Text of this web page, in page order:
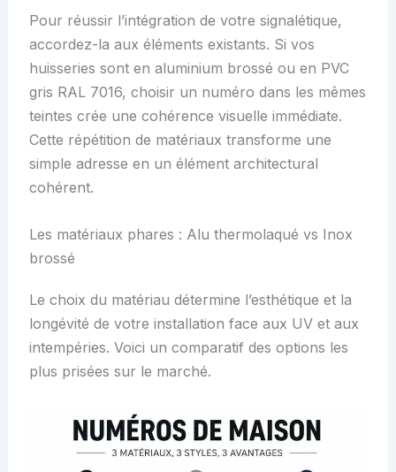
Pour réussir l’intégration de votre signalétique,
accordez-la aux éléments existants. Si vos
huisseries sont en aluminium brossé ou en PVC
gris RAL 7016, choisir un numéro dans les mêmes
teintes crée une cohérence visuelle immédiate.
Cette répétition de matériaux transforme une
simple adresse en un élément architectural
cohérent.
Les matériaux phares : Alu thermolaqué vs Inox
brossé
Le choix du matériau détermine l’esthétique et la
longévité de votre installation face aux UV et aux
intempéries. Voici un comparatif des options les
plus prisées sur le marché.